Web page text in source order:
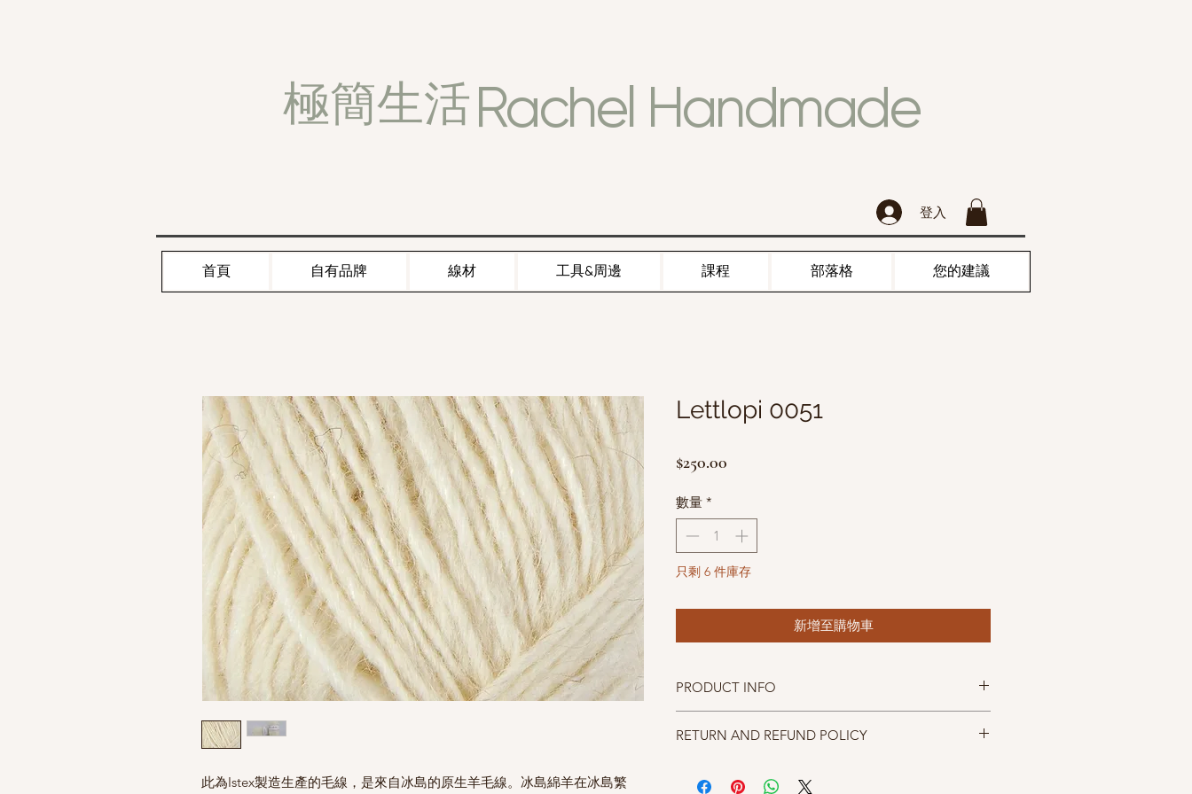
極簡生活Rachel Handmade
登入
首頁 自有品牌 線材 工具&周邊 課程 部落格 您的建議
此為Istex製造生產的毛線，是來自冰島的原生羊毛線。 冰島綿羊在冰島繁
Lettlopi 0051
$250.00
數量 *
只剩 6 件庫存
新增至購物車
PRODUCT INFO
碼重50g(1.7oz) approx. 100m(109 yd)
RETURN AND REFUND POLICY
仔細斟酌，因數量有限，售出後無法退換，敬請見諒。